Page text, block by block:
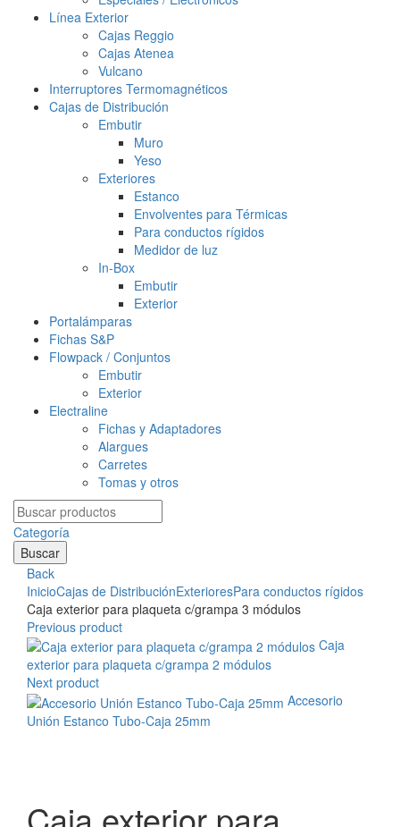
Línea Exterior
Cajas Reggio
Cajas Atenea
Vulcano
Interruptores Termomagnéticos
Cajas de Distribución
Embutir
Muro
Yeso
Exteriores
Estanco
Envolventes para Térmicas
Para conductos rígidos
Medidor de luz
In-Box
Embutir
Exterior
Portalámparas
Fichas S&P
Flowpack / Conjuntos
Embutir
Exterior
Electraline
Fichas y Adaptadores
Alargues
Carretes
Tomas y otros
Search
for:
Categoría
Buscar
Back
InicioCajas de DistribuciónExterioresPara conductos rígidos
Caja exterior para plaqueta c/grampa 3 módulos
Previous product
Caja
exterior para plaqueta c/grampa 2 módulos
Next product
Accesorio
Unión Estanco Tubo-Caja 25mm